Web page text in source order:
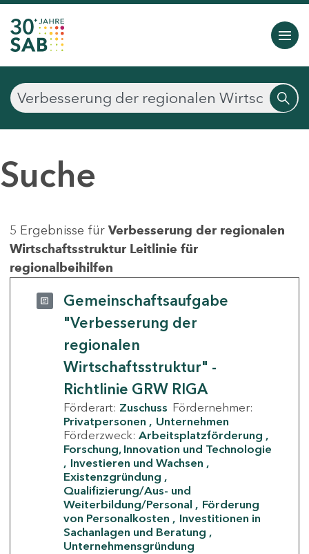
Suche
5 Ergebnisse für Verbesserung der regionalen
Wirtschaftsstruktur Leitlinie für
regionalbeihilfen
Gemeinschaftsaufgabe
"Verbesserung der
regionalen
Wirtschaftsstruktur" -
Richtlinie GRW RIGA
Förderart: Zuschuss Fördernehmer:
Privatpersonen
Unternehmen
Förderzweck: Arbeitsplatzförderung
Forschung, Innovation und Technologie
Investieren und Wachsen
Existenzgründung
Qualifizierung/Aus- und
Weiterbildung/Personal
Förderung
von Personalkosten
Investitionen in
Sachanlagen und Beratung
Unternehmensgründung